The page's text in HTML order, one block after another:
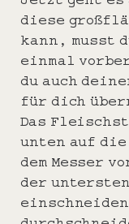
diese
kann, musst
einmal
du auch
für dich
Das
unten auf
dem Messer
der